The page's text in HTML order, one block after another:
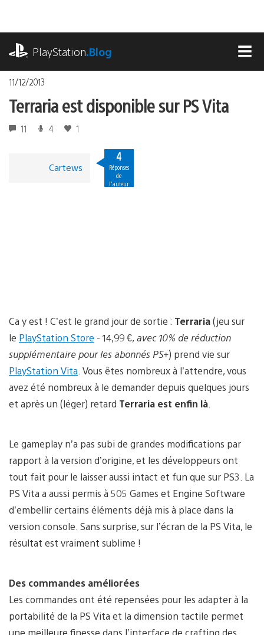
contenu
PlayStation.Blog
11/12/2013
Terraria est disponible sur PS Vita
11 4 1
Cartews
4
Réponses
de
l'auteur
Ca y est ! C’est le grand jour de sortie : Terraria(jeu sur
le PlayStation Store - 14,99 €, avec 10% de réduction
supplémentaire pour les abonnés PS+) prend vie sur
PlayStation Vita . Vous êtes nombreux à l’attendre, vous
avez été nombreux à le demander depuis quelques jours
et après un (léger) retard Terraria est enfin là
Le gameplay n’a pas subi de grandes modifications par
rapport à la version d’origine, et les développeurs ont
tout fait pour le laisser aussi intact et fun que sur PS3. La
PS Vita a aussi permis à 505 Games et Engine Software
d’embellir certains éléments déjà mis à place dans la
version console. Sans surprise, sur l’écran de la PS Vita, le
résultat est vraiment sublime !
Des commandes améliorées
Les commandes ont été repensées pour les adapter à la
portabilité de la PS Vita et la dimension tactile permet
une meilleure finesse dans l’interface de crafting des